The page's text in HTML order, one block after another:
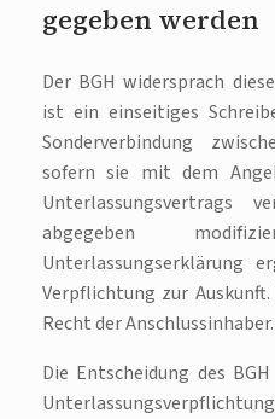
gegeben werden
Der BGH widersprach
ist ein einseitiges
Sonderverbindung
sofern sie mit dem
Unterlassungsvertrags
abgegeben
Unterlassungserklärung
Verpflichtung zur
Recht der Anschlussinhaber.
Die Entscheidung des